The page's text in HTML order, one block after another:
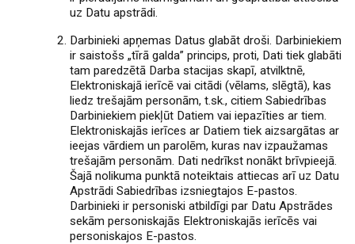
uz Datu apstrādi.
Darbinieki apņemas Datus glabāt droši. Darbiniekiem
ir saistošs „tīrā galda” princips, proti, Dati tiek glabāti
tam paredzētā Darba stacijas skapī, atvilktnē,
Elektroniskajā ierīcē vai citādi (vēlams, slēgtā), kas
liedz trešajām personām, t.sk., citiem Sabiedrības
Darbiniekiem piekļūt Datiem vai iepazīties ar tiem.
Elektroniskajās ierīces ar Datiem tiek aizsargātas ar
ieejas vārdiem un parolēm, kuras nav izpaužamas
trešajām personām. Dati nedrīkst nonākt brīvpieejā.
Šajā nolikuma punktā noteiktais attiecas arī uz Datu
Apstrādi Sabiedrības izsniegtajos E-pastos.
Darbinieki ir personiski atbildīgi par Datu Apstrādes
sekām personiskajās Elektroniskajās ierīcēs vai
personiskajos E-pastos.